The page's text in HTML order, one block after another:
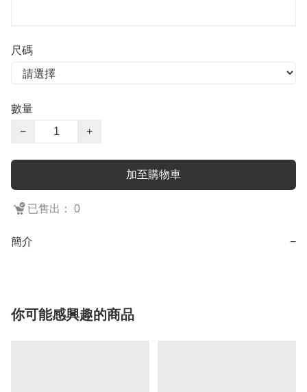
尺碼
數量
−
+
加至購物車
已售出： 0
簡介 −
你可能感興趣的商品